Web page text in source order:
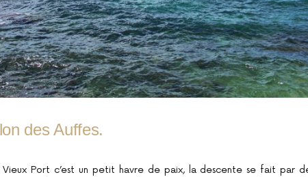
des Auffes.
Vieux Port c’est un petit havre de paix, la descente se fait par